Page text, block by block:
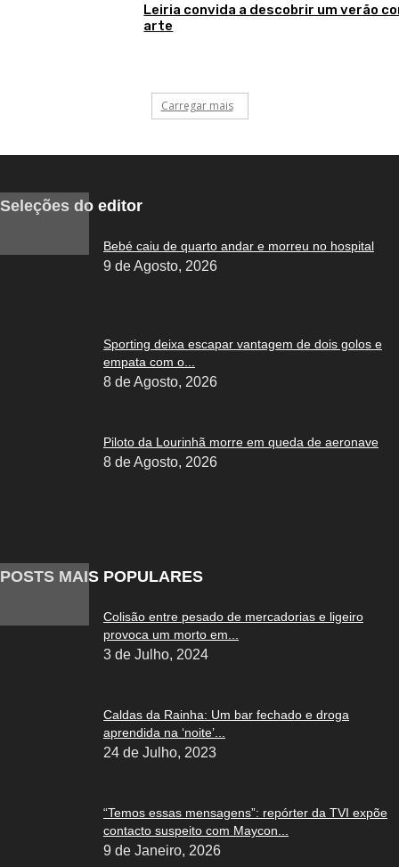
Leiria convida a descobrir um verão
arte
Carregar mais
Seleções do editor
Bebé caiu de quarto andar e morreu no hospital
9 de Agosto, 2026
Sporting deixa escapar vantagem de dois golos e
empata com o...
8 de Agosto, 2026
Piloto da Lourinhã morre em queda de aeronave
8 de Agosto, 2026
POSTS MAIS POPULARES
Colisão entre pesado de mercadorias e ligeiro
provoca um morto em...
3 de Julho, 2024
Caldas da Rainha: Um bar fechado e droga
aprendida na ‘noite’...
24 de Julho, 2023
“Temos essas mensagens”: repórter da TVI expõe
contacto suspeito com Maycon...
9 de Janeiro, 2026